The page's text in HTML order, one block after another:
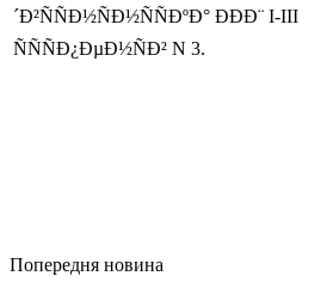
Попередня новина